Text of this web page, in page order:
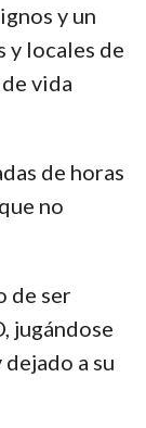
y un
y locales de
vida
de horas
no
de ser
jugándose
a su